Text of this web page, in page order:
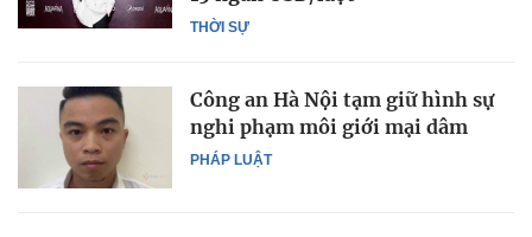
THỜI SỰ
PHÁP LUẬT
Công an Hà Nội tạm giữ hình sự
nghi phạm môi giới mại dâm